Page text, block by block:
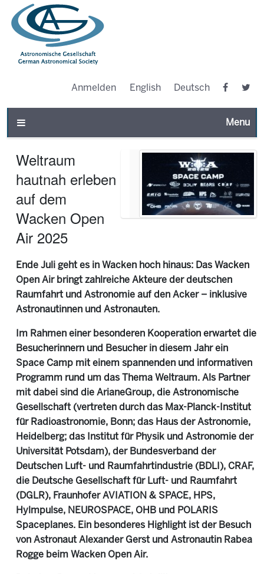
Anmelden English Deutsch
Toggle
Weltraum
hautnah erleben
auf dem
Wacken Open
Air 2025
Ende Juli geht es in Wacken hoch hinaus: Das Wacken
Open Air bringt zahlreiche Akteure der deutschen
Raumfahrt und Astronomie auf den Acker – inklusive
Astronautinnen und Astronauten.
Im Rahmen einer besonderen Kooperation erwartet die
Besucherinnern und Besucher in diesem Jahr ein
Space Camp mit einem spannenden und informativen
Programm rund um das Thema Weltraum. Als Partner
mit dabei sind die ArianeGroup, die Astronomische
Gesellschaft (vertreten durch das Max-Planck-Institut
für Radioastronomie, Bonn; das Haus der Astronomie,
Heidelberg; das Institut für Physik und Astronomie der
Universität Potsdam), der Bundesverband der
Deutschen Luft- und Raumfahrtindustrie (BDLI), CRAF,
die Deutsche Gesellschaft für Luft- und Raumfahrt
(DGLR), Fraunhofer AVIATION & SPACE, HPS,
Hylmpulse, NEUROSPACE, OHB und POLARIS
Spaceplanes. Ein besonderes Highlight ist der Besuch
von Astronaut Alexander Gerst und Astronautin Rabea
Rogge beim Wacken Open Air.